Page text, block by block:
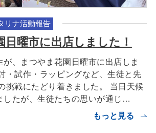
リナ活動報告
日曜市に出店しました！
、まつやま花園日曜市に出店しま
・試作・ラッピングなど、生徒と先
挑戦にたどり着きました。 当日天候
したが、生徒たちの思いが通じ…
もっと見る